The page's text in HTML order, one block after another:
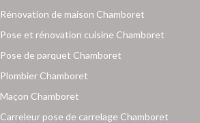
Rénovation de maison Chamboret
Pose et rénovation cuisine Chamboret
Pose de parquet Chamboret
Plombier Chamboret
Maçon Chamboret
Carreleur pose de carrelage Chamboret